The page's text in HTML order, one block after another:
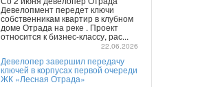
Девелопмент передет ключи
собственникам квартир в клубном
доме Отрада на реке . Проект
относится к бизнес-классу, рас...
22.06.2026
Девелопер завершил передачу
ключей в корпусах первой очереди
ЖК «Лесная Отрада»